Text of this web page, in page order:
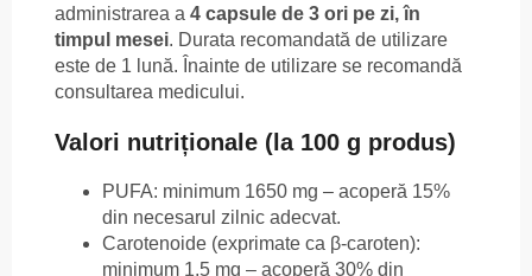
administrarea a 4 capsule de 3 ori pe zi, în
timpul mesei. Durata recomandată de utilizare
este de 1 lună. Înainte de utilizare se recomandă
consultarea medicului.
Valori nutriționale (la 100 g produs)
PUFA: minimum 1650 mg – acoperă 15%
din necesarul zilnic adecvat.
Carotenoide (exprimate ca β-caroten):
minimum 1,5 mg – acoperă 30% din